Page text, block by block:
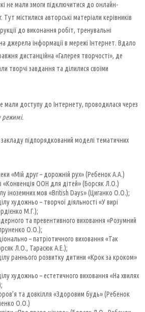
не мали змоги підключитися до онлайн-
містилися авторські матеріали керівників
до виконання робіт, тренувальні
джерела інформації в мережі Інтернет. Вдало
дистанційна «Галерея творчості», де
творчі завдання та ділилися своїми
мали доступу до Інтернету, проводилася через
режимі.
підпорядкований моделі тематичних
«Мій друг – дорожній рух» (Ребенок А.А.)
«Конвенція ООН для дітей» (Борсяк Л.О.)
іноземних мов «British Days» (Циганко О.О.);
художньо – творчої діяльності «У вирі
М.Г.);
та превентивного виховання «Розумний
О.О.);
– патріотичного виховання «Так
Л.О., Тарасюк А.Е.);
раннього розвитку дитини «Крок за кроком»
художньо – естетичного виховання «На хвилях
та довкілля «Здоровим будь» (Ребенок
О.О.)